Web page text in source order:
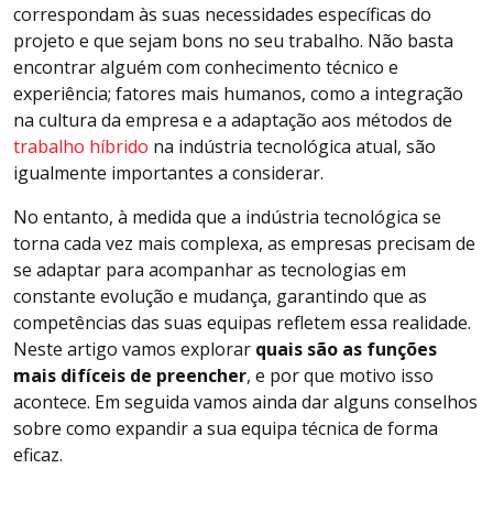
correspondam às suas necessidades específicas do
projeto e que sejam bons no seu trabalho. Não basta
encontrar alguém com conhecimento técnico e
experiência; fatores mais humanos, como a integração
na cultura da empresa e a adaptação aos métodos de
trabalho híbrido na indústria tecnológica atual, são
igualmente importantes a considerar.
No entanto, à medida que a indústria tecnológica se
torna cada vez mais complexa, as empresas precisam de
se adaptar para acompanhar as tecnologias em
constante evolução e mudança, garantindo que as
competências das suas equipas refletem essa realidade.
Neste artigo vamos explorar quais são as funções
mais difíceis de preencher, e por que motivo isso
acontece. Em seguida vamos ainda dar alguns conselhos
sobre como expandir a sua equipa técnica de forma
eficaz.